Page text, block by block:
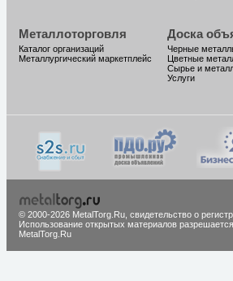
Металлоторговля
Каталог организаций
Металлургический маркетплейс
Доска
Черные
Цветные
Сырье и
Услуги
© 2000-2026 MetalTorg.Ru, cвидетельство о
Использование открытых материалов
MetalTorg.Ru